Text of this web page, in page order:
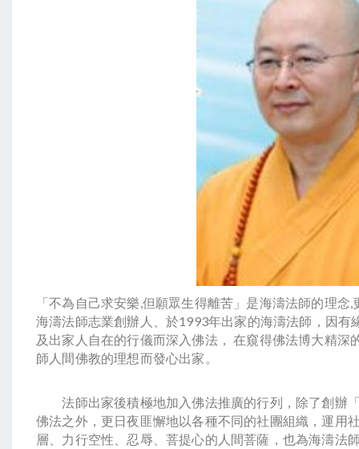
「不為自己求安樂,但願眾生得離苦」是海濤法師的理念
海濤法師志業創辦人、於1993年出家的海濤法師，因有
及出家人自在的行儀而深入佛法， 在窺得佛法博大精
師人間佛教的理想而發心出家。
法師出家後積極地加入佛法推廣的行列，除了創辦
佛法之外，更日夜匪懈地以各種不同的社團組織，運用
層、力行空性、忍辱、菩提心的人間菩薩，也為海濤法